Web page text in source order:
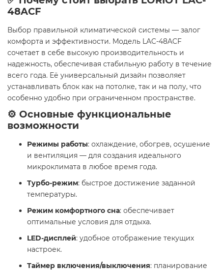
48ACF
Выбор правильной климатической системы — залог
комфорта и эффективности. Модель LAC-48ACF
сочетает в себе высокую производительность и
надежность, обеспечивая стабильную работу в течение
всего года. Её универсальный дизайн позволяет
устанавливать блок как на потолке, так и на полу, что
особенно удобно при ограниченном пространстве.
⚙️ Основные функциональные
возможности
Режимы работы: охлаждение, обогрев, осушение
и вентиляция — для создания идеального
микроклимата в любое время года.
Турбо-режим: быстрое достижение заданной
температуры.
Режим комфортного сна: обеспечивает
оптимальные условия для отдыха.
LED-дисплей: удобное отображение текущих
настроек.
Таймер включения/выключения: планирование